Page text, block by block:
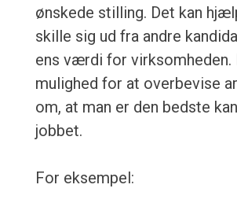
ønskede stilling. Det kan
skille sig ud fra andre
ens værdi for virksomheden.
mulighed for at overbevise
om, at man er den bedste
jobbet.
For eksempel: